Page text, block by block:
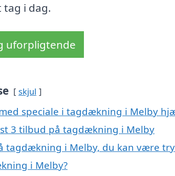
i dag.
uforpligtende
skjul
speciale i tagdækning i Melby
3 tilbud på tagdækning i Melby
tagdækning i Melby, du kan være
i Melby?